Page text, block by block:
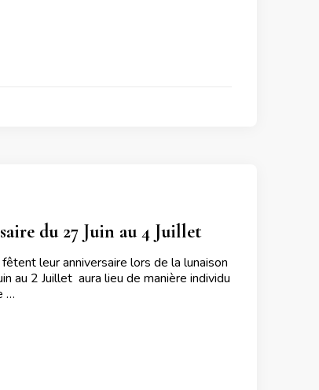
du 27 Juin au 4 Juillet
leur anniversaire lors de la lunaison
au 2 Juillet aura lieu de manière individu
…